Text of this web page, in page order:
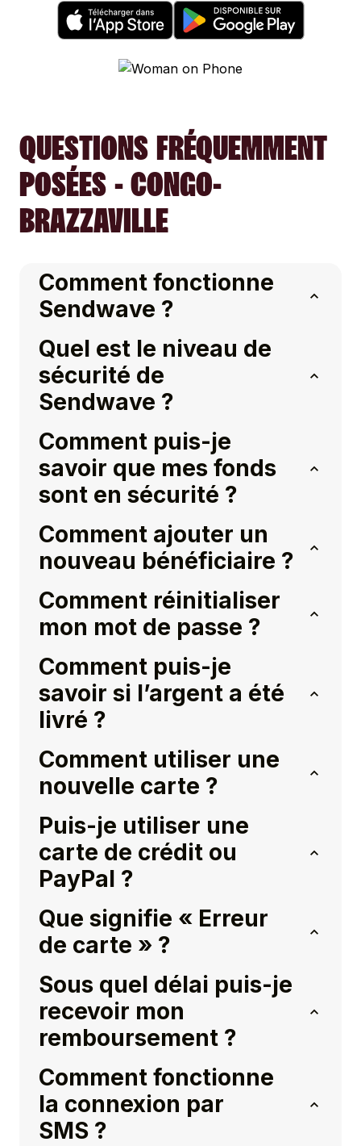
QUESTIONS FRÉQUEMMENT
POSÉES - CONGO-
BRAZZAVILLE
Comment fonctionne
Sendwave ?
Quel est le niveau de
sécurité de
Sendwave ?
Comment puis-je
savoir que mes fonds
sont en sécurité ?
Comment ajouter un
nouveau bénéficiaire ?
Comment réinitialiser
mon mot de passe ?
Comment puis-je
savoir si l’argent a été
livré ?
Comment utiliser une
nouvelle carte ?
Puis-je utiliser une
carte de crédit ou
PayPal ?
Que signifie « Erreur
de carte » ?
Sous quel délai puis-je
recevoir mon
remboursement ?
Comment fonctionne
la connexion par
SMS ?